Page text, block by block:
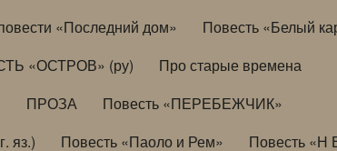
«Последний дом»
Повесть «Белый
«ОСТРОВ» (ру)
Про старые времена
ПРОЗА
Повесть «ПЕРЕБЕЖЧИК»
яз.) Повесть «Паоло и Рем»
Повесть «Н